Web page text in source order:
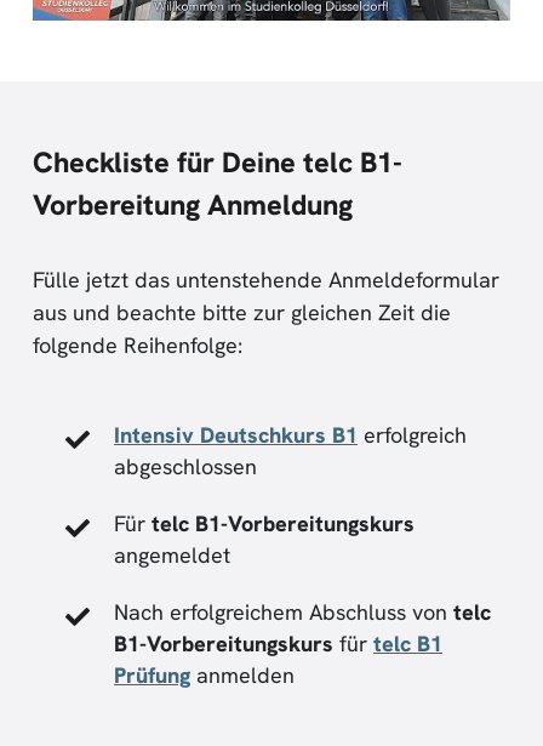
Checkliste für Deine telc B1-
Vorbereitung Anmeldung
Fülle jetzt das untenstehende Anmeldeformular
aus und beachte bitte zur gleichen Zeit die
folgende Reihenfolge:
Intensiv Deutschkurs B1 erfolgreich
abgeschlossen
Für telc B1-Vorbereitungskurs
angemeldet
Nach erfolgreichem Abschluss von telc
B1-Vorbereitungskurs für telc B1
Prüfung anmelden